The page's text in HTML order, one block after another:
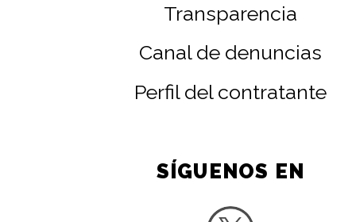
Transparencia
Canal de denuncias
Perfil del contratante
SÍGUENOS EN